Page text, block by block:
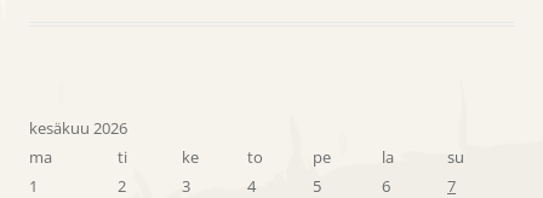
kesäkuu 2026
ma
ti ke to pe la
su
1
2 3 4 5 6
7